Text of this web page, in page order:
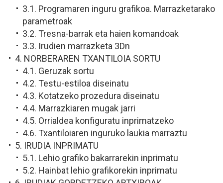
3.1. Programaren inguru grafikoa. Marrazketarako
parametroak
3.2. Tresna-barrak eta haien komandoak
3.3. Irudien marrazketa 3Dn
4. NORBERAREN TXANTILOIA SORTU
4.1. Geruzak sortu
4.2. Testu-estiloa diseinatu
4.3. Kotatzeko prozedura diseinatu
4.4. Marrazkiaren mugak jarri
4.5. Orrialdea konfiguratu inprimatzeko
4.6. Txantiloiaren inguruko laukia marraztu
5. IRUDIA INPRIMATU
5.1. Lehio grafiko bakarrarekin inprimatu
5.2. Hainbat lehio grafikorekin inprimatu